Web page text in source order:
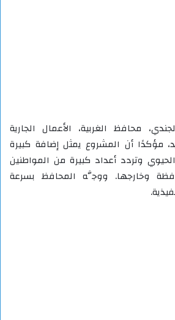
محافظ الغربية، الأعمال الجارية
مؤكدًا أن المشروع يمثل إضافة كبيرة
وتردد أعداد كبيرة من المواطنين
وخارجها. ووجَّه المحافظ بسرعة